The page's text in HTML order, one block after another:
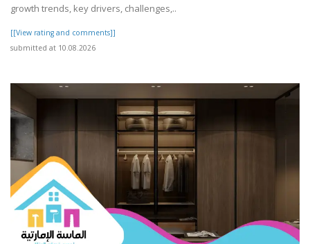
growth trends, key drivers, challenges,..
[[View rating and comments]]
submitted at 10.08.2026